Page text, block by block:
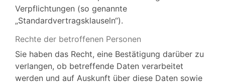
Verpflichtungen (so genannte
„Standardvertragsklauseln“).
Rechte der betroffenen Personen
Sie haben das Recht, eine Bestätigung darüber zu
verlangen, ob betreffende Daten verarbeitet
werden und auf Auskunft über diese Daten sowie